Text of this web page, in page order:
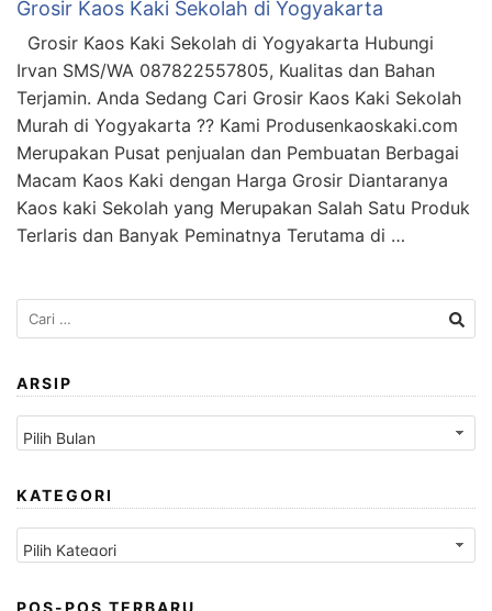
Grosir Kaos Kaki Sekolah di Yogyakarta
Grosir Kaos Kaki Sekolah di Yogyakarta Hubungi
Irvan SMS/WA 087822557805, Kualitas dan Bahan
Terjamin. Anda Sedang Cari Grosir Kaos Kaki Sekolah
Murah di Yogyakarta ?? Kami Produsenkaoskaki.com
Merupakan Pusat penjualan dan Pembuatan Berbagai
Macam Kaos Kaki dengan Harga Grosir Diantaranya
Kaos kaki Sekolah yang Merupakan Salah Satu Produk
Terlaris dan Banyak Peminatnya Terutama di …
Cari
untuk:
ARSIP
Arsip
KATEGORI
Kategori
POS-POS TERBARU